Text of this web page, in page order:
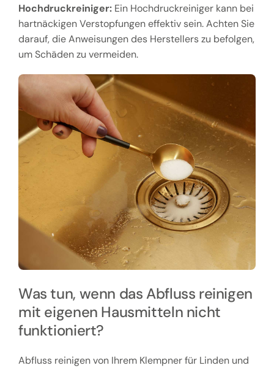
Hochdruckreiniger:Ein Hochdruckreiniger kann bei
hartnäckigen Verstopfungen effektiv sein. Achten Sie
darauf, die Anweisungen des Herstellers zu befolgen,
um Schäden zu vermeiden.
Was tun, wenn das Abfluss reinigen
mit eigenen Hausmitteln nicht
funktioniert?
Abfluss reinigen von Ihrem Klempner für Linden und